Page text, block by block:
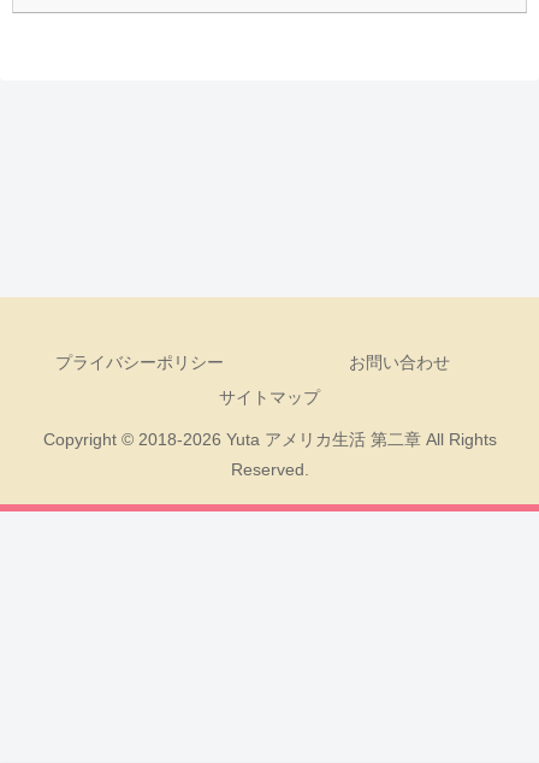
プライバシーポリシー
お問い合わせ
サイトマップ
Copyright © 2018-2026 Yuta アメリカ生活 第二章 All Rights
Reserved.